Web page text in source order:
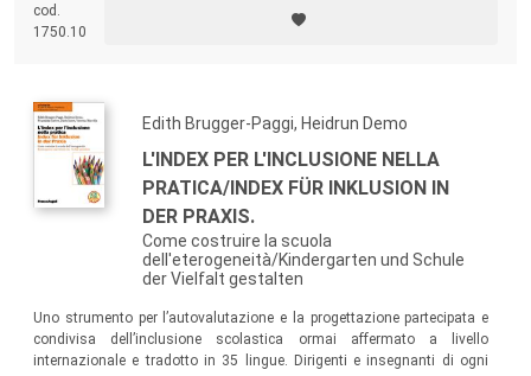
ospedaliero o domiciliare. Le riflessioni emerse possono essere utili a
docenti, pedagogisti, psicologi, studenti e
cod.
1750.10
Edith Brugger-Paggi, Heidrun Demo
L'INDEX PER L'INCLUSIONE NELLA
PRATICA/INDEX FÜR INKLUSION IN
DER PRAXIS.
Come costruire la scuola
dell'eterogeneità/Kindergarten und Schule
der Vielfalt gestalten
Uno strumento per l’autovalutazione e la progettazione partecipata e
condivisa dell’inclusione scolastica ormai affermato a livello
internazionale e tradotto in 35 lingue. Dirigenti e insegnanti di ogni